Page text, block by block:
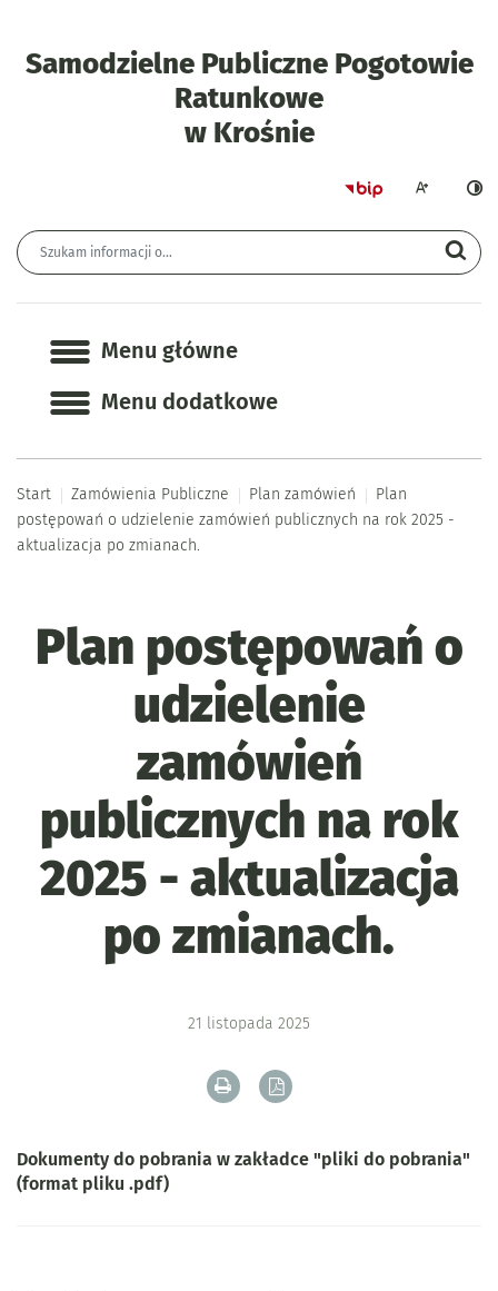
Samodzielne Publiczne Pogotowie
Ratunkowe
w Krośnie- Plan
StronaWiększa
Wyszukiwarka
Menu główne
Menu główne
Menu dodatkowe
Start Zamówienia Publiczne Plan zamówień
Plan
postępowań o udzielenie zamówień publicznych na rok 2025 -
aktualizacja po zmianach.
Plan postępowań o
udzielenie
zamówień
publicznych na rok
2025 - aktualizacja
po zmianach.
21 listopada 2025
Drukuj zawartość bieżącej strony
Zapisz tekst bieżącej
Dokumenty do pobrania w zakładce "pliki do pobrania"
(format pliku .pdf)